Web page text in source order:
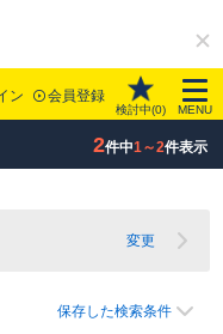
ン 会員登録
検討中(0) MENU
2件中1～2件表示
変更
保存した検索条件